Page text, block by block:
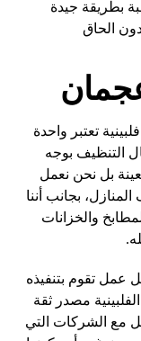
بطريقة جيدة
الحاق
تعتبر واحدة
التنظيف بوجه
بل نحن نعمل
بجانب أننا
والخزانات
عمل تقوم بتنفيذه
مصدر ثقة
مع الشركات التي